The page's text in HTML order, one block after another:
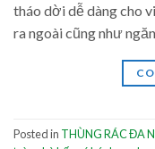
tháo dời dễ dàng cho
ra ngoài cũng như
Posted in THÙNG RÁC ĐA